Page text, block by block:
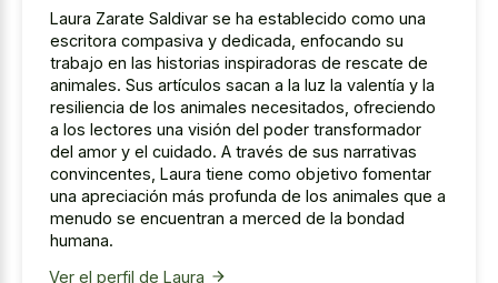
Laura Zarate Saldivar se ha establecido como una
escritora compasiva y dedicada, enfocando su
trabajo en las historias inspiradoras de rescate de
animales. Sus artículos sacan a la luz la valentía y la
resiliencia de los animales necesitados, ofreciendo
a los lectores una visión del poder transformador
del amor y el cuidado. A través de sus narrativas
convincentes, Laura tiene como objetivo fomentar
una apreciación más profunda de los animales que a
menudo se encuentran a merced de la bondad
humana.
Ver el perfil de Laura